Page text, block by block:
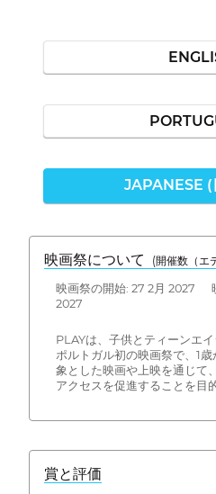
JAPANESE (
映画祭について (開催数（エ
映画祭の開始: 27 2月 2027
2027
PLAYは、子供とティーンエ
ポルトガル初の映画祭で、1
象とした映画や上映を通じて
アクセスを促進することを目
賞と評価